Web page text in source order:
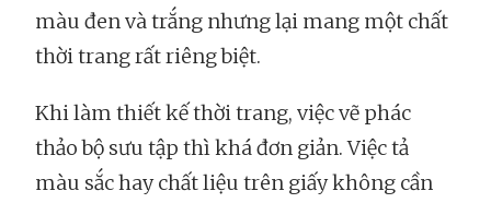
màu đen và trắng nhưng lại mang một chất
thời trang rất riêng biệt.
Khi làm thiết kế thời trang, việc vẽ phác
thảo bộ sưu tập thì khá đơn giản. Việc tả
màu sắc hay chất liệu trên giấy không cần